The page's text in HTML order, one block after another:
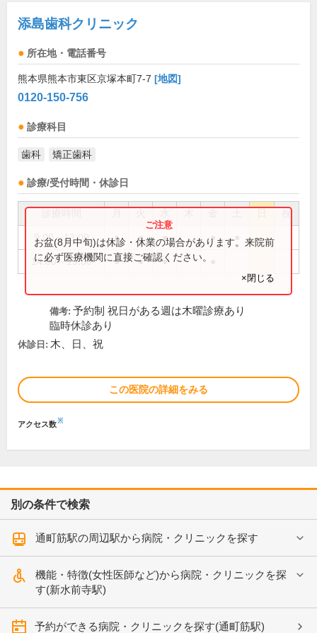
添島歯科クリニック
所在地・電話番号
熊本県熊本市東区京塚本町7-7 [地図]
0120-150-756
診療科目
歯科 矯正歯科
診療/受付時間・休診日
祝
9:00～13:00 ● ● ● ●
14:00～19:00 ● ● ●
お盆(8月中旬)は休診・休業の場合があります。来院前
に必ず医療機関に直接ご確認ください。
×閉じる
備考: 予約制 祝日がある週は木曜診療あり
臨時休診あり
休診日: 木、日、祝
この医院の詳細をみる
アクセス数※
別の条件で検索
通町筋駅の周辺駅から病院・クリニックを探す
機能・特徴(女性医師など)から病院・クリニックを探
す(新水前寺駅)
予約ができる病院・クリニックを探す(通町筋駅)